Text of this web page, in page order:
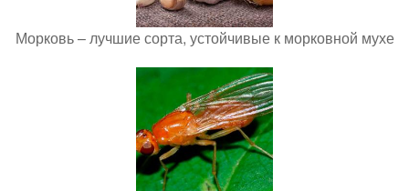
Морковь – лучшие сорта, устойчивые к морковной мухе